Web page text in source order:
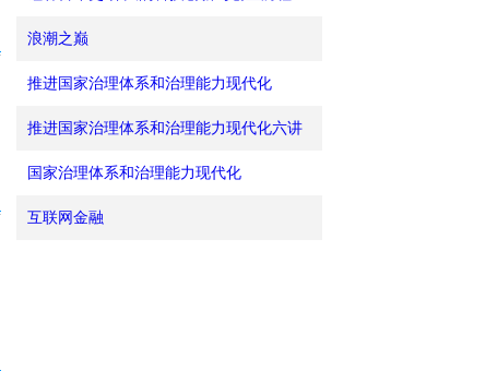
浪潮之巅
推进国家治理体系和治理能力现代化
推进国家治理体系和治理能力现代化六讲
国家治理体系和治理能力现代化
互联网金融